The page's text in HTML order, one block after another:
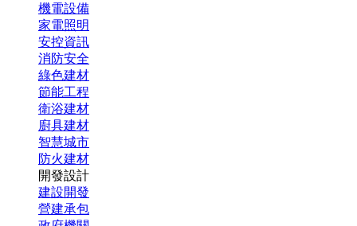
機電設備
家電照明
安控資訊
消防安全
綠色建材
節能工程
衛浴建材
廚具建材
智慧城市
防火建材
開發設計
建設開發
營建承包